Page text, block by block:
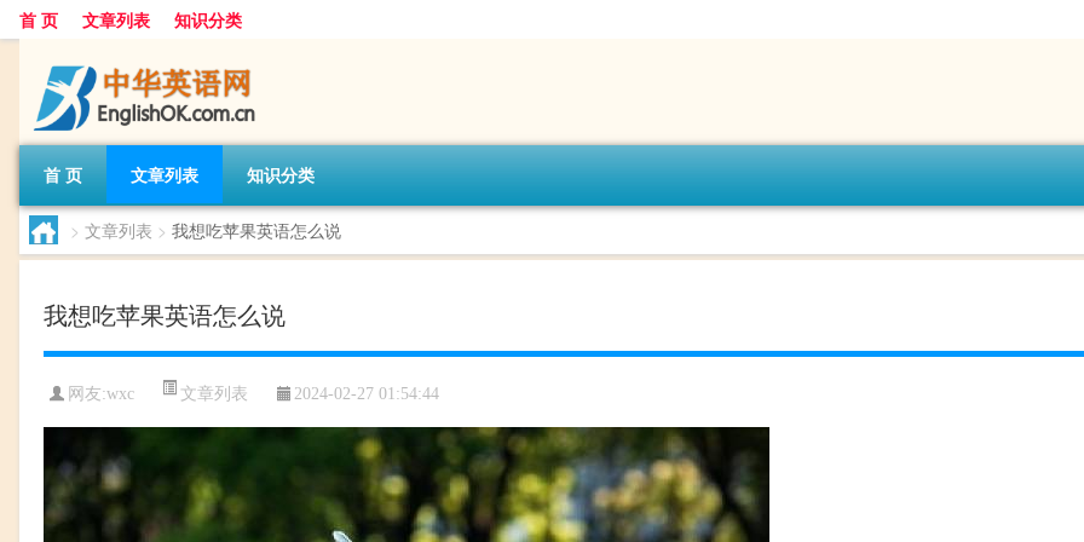
首 页 文章列表 知识分类
首 页 文章列表 知识分类
> 文章列表 > 我想吃苹果英语怎么说
我想吃苹果英语怎么说
网友:wxc 文章列表 2024-02-27 01:54:44